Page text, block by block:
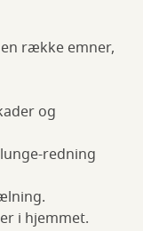
række emner,
og
redning
i hjemmet.